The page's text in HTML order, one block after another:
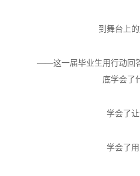
到舞台上
——这一届毕业生用行动回
底学会了
学会了
学会了